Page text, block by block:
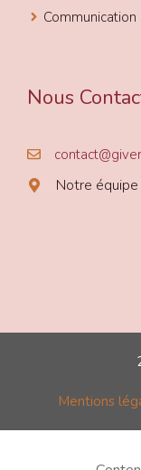
Communication
Nous
Notre
Mentions